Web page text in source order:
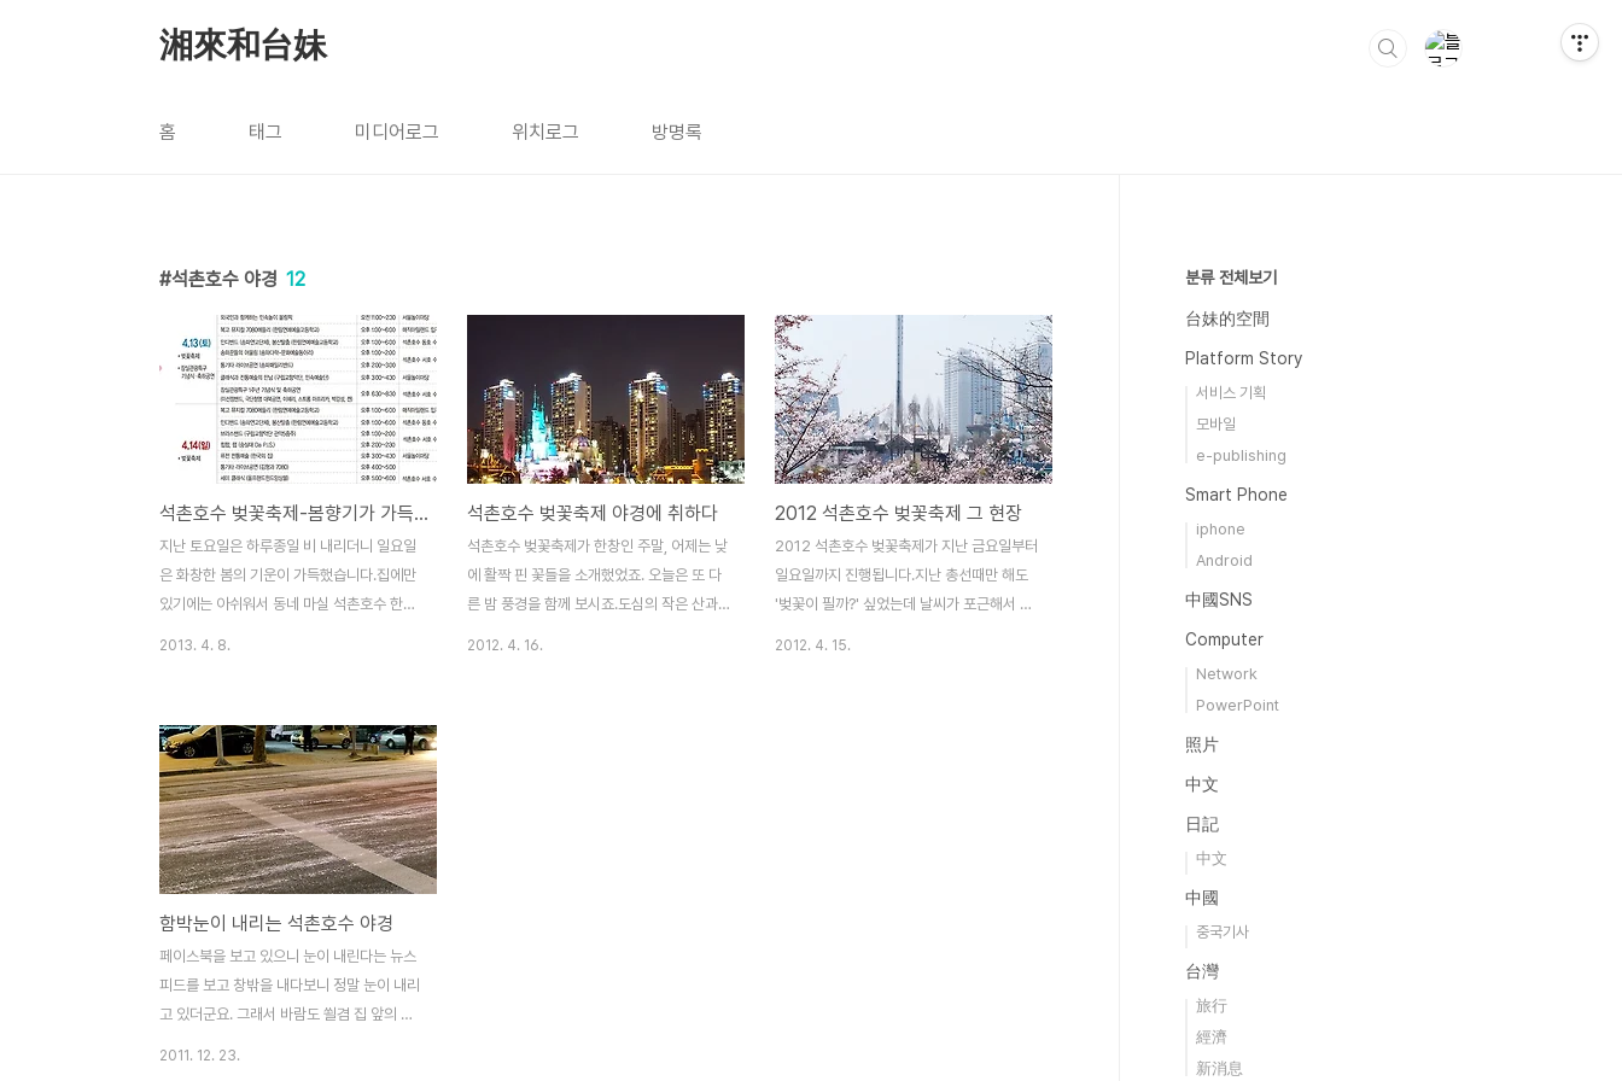
湘來和台妹
홈 태그 미디어로그 위치로그 방명록
석촌호수 야경 12
석촌호수 벚꽃축제-봄향기가 가득합니다.
지난 토요일은 하루종일 비 내리더니 일요일
은 화창한 봄의 기운이 가득했습니다.집에만
있기에는 아쉬워서 동네 마실 석촌호수 한바
술 공연마당, 체험 마당, 먹을거리마당, 포토
존 등을 운영한다고 합니다. 축제기간 동안
석촌호수 일대에서 즐길 수 있는 구립교향악
단의 연주, 인디밴드 및 청소년밴드, 문화예
술동아리들의 공연은 주민들의 눈과 귀를 즐
겁게 할 예정이랍니다. 작년 석촌호수 벚꽃
사진 구경하기 2012 석촌호수 벚꽃축제 그
현장석촌호수 벚꽃축제 야경에 취하다석촌호
수 벚꽃축제, 상춘객들은 즐겁다. 이번에는
정말 그냥 산책으로 가볍게 나선지라 ..
2013. 4. 8.
석촌호수 벚꽃축제 야경에 취하다
석촌호수 벚꽃축제가 한창인 주말, 어제는 낮
에 활짝 핀 꽃들을 소개했었죠. 오늘은 또 다
른 밤 풍경을 함께 보시죠.도심의 작은 산과
2012. 4. 16.
2012 석촌호수 벚꽃축제 그 현장
2012 석촌호수 벚꽃축제가 지난 금요일부터
일요일까지 진행됩니다.지난 총선때만 해도
'벚꽃이 필까?' 싶었는데 날씨가 포근해서 그
2012. 4. 15.
함박눈이 내리는 석촌호수 야경
페이스북을 보고 있으니 눈이 내린다는 뉴스
피드를 보고 창밖을 내다보니 정말 눈이 내리
고 있더군요. 그래서 바람도 쐴겸 집 앞의 놀
2011. 12. 23.
분류 전체보기
台妹的空間
Platform Story
서비스 기획
모바일
e-publishing
Smart Phone
iphone
Android
中國SNS
Computer
Network
PowerPoint
照片
中文
日記
中文
中國
중국기사
台灣
旅行
經濟
新消息